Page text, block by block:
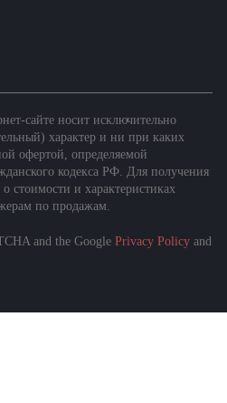
сайте носит исключительно
характер и ни при каких
офертой, определяемой
кодекса РФ. Для получения
и характеристиках
по продажам.
and the Google Privacy Policy and